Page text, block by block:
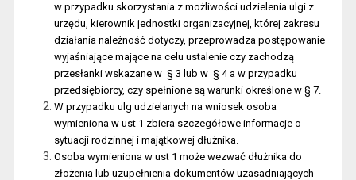
w przypadku skorzystania z możliwości udzielenia ulgi z
urzędu, kierownik jednostki organizacyjnej, której zakresu
działania należność dotyczy, przeprowadza postępowanie
wyjaśniające mające na celu ustalenie czy zachodzą
przesłanki wskazane w § 3 lub w § 4 a w przypadku
przedsiębiorcy, czy spełnione są warunki określone w § 7.
W przypadku ulg udzielanych na wniosek osoba
wymieniona w ust 1 zbiera szczegółowe informacje o
sytuacji rodzinnej i majątkowej dłużnika.
Osoba wymieniona w ust 1 może wezwać dłużnika do
złożenia lub uzupełnienia dokumentów uzasadniających